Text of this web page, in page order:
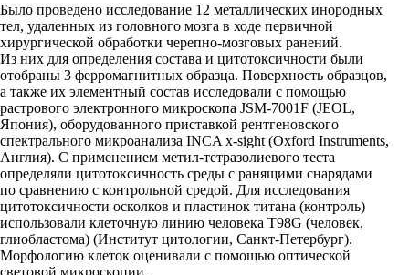
Было проведено исследование 12 металлических инородных
тел, удаленных из головного мозга в ходе первичной
хирургической обработки черепно-мозговых ранений.
Из них для определения состава и цитотоксичности были
отобраны 3 ферромагнитных образца. Поверхность образцов,
а также их элементный состав исследовали с помощью
растрового электронного микроскопа JSM-7001F (JEOL,
Япония), оборудованного приставкой рентгеновского
спектрального микроанализа INCA x-sight (Oxford Instruments,
Англия). С применением метил-тетразолиевого теста
определяли цитотоксичность среды с ранящими снарядами
по сравнению с контрольной средой. Для исследования
цитотоксичности осколков и пластинок титана (контроль)
использовали клеточную линию человека T98G (человек,
глиобластома) (Институт цитологии, Санкт-Петербург).
Морфологию клеток оценивали с помощью оптической
световой микроскопии.